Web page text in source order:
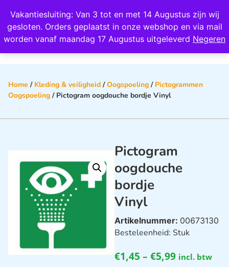
Vakantiesluiting: Van 3 tot en met 14 Augustus zijn wij
gesloten. Orders geplaatst in onze webshop en via mail
worden vanaf maandag 17 Augustus uitgeleverd Negeren
Wij scoren een 4,8 op Google
Home / Kleding & veiligheid /Oogspoeling / Pictogrammen
Oogspoeling / Pictogram oogdouche bordje Vinyl
Pictogram
oogdouche
bordje
Vinyl
Artikelnummer: 00673130
Besteleenheid: Stuk
€1,45 – €5,99 incl. btw